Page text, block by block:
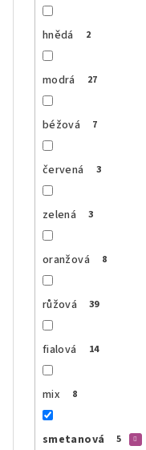
hnědá 2
modrá 27
béžová 7
červená 3
zelená 3
oranžová 8
růžová 39
fialová 14
mix 8
smetanová 5